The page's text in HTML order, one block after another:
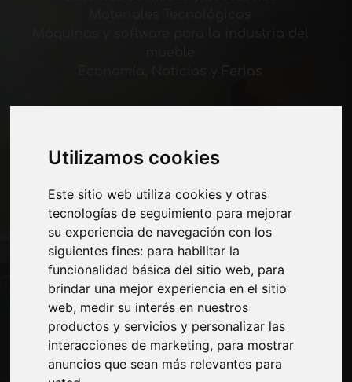
Utilizamos cookies
Este sitio web utiliza cookies y otras
tecnologías de seguimiento para mejorar
su experiencia de navegación con los
siguientes fines: para habilitar la
funcionalidad básica del sitio web, para
brindar una mejor experiencia en el sitio
web, medir su interés en nuestros
productos y servicios y personalizar las
interacciones de marketing, para mostrar
anuncios que sean más relevantes para
Economía, Noticias y Ferias
Corte-comercial
Exposiciones
Journal
Presentarte
Privacidad
Mapa del sitio
Manténgase al día
No se pierda las últimas noticias del sector,